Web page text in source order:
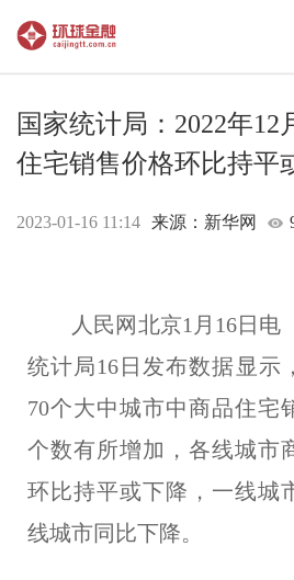
国家统计局：2022年12
住宅销售价格环比持平
2023-01-16 11:14 来源：新华网
人民网北京1月16日电
统计局16日发布数据显示
70个大中城市中商品住宅
个数有所增加，各线城市
环比持平或下降，一线城
线城市同比下降。